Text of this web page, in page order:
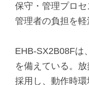
保守・管理プロ
管理者の負担を軽
EHB-SX2B08Fは
を備えている。
採用し、動作時